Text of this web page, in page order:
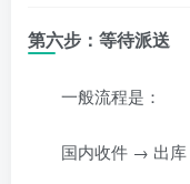
第六步：等待派送
一般流程是：
国内收件 → 出